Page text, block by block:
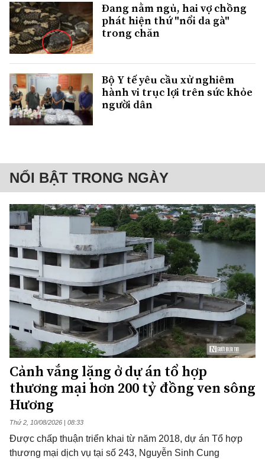
Đang nằm ngủ, hai vợ chồng
phát hiện thứ "nổi da gà"
trong chăn
Bộ Y tế yêu cầu xử nghiêm
hành vi trục lợi trên sức khỏe
người dân
NỔI BẬT TRONG NGÀY
Cảnh vắng lặng ở dự án tổ hợp
thương mại hơn 200 tỷ đồng ven sông
Hương
Thứ 2, 10/08/2026 | 08:33
Được chấp thuận triển khai từ năm 2018, dự án Tổ hợp
thương mại dịch vụ tại số 243, Nguyễn Sinh Cung